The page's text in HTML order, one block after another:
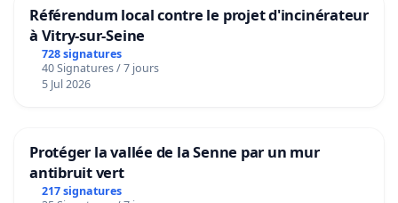
Référendum local contre le projet d'incinérateur
à Vitry-sur-Seine
728 signatures
40 Signatures / 7 jours
5 Jul 2026
Protéger la vallée de la Senne par un mur
antibruit vert
217 signatures